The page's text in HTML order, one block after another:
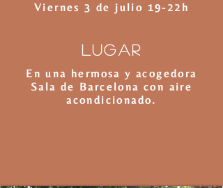
Viernes 3 de julio 19-22h
Lugar
En una hermosa y acogedora
Sala de Barcelona con aire
acondicionado.